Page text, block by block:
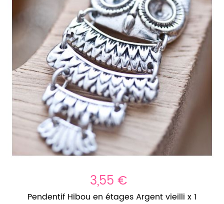
3,55 €
Pendentif Hibou en étages Argent vieilli x 1